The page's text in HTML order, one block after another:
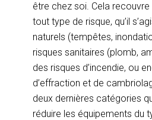
être chez soi. Cela
tout type de risque, qu’il
naturels (tempêtes,
risques sanitaires (plomb,
des risques d’incendie, ou
d’effraction et de
deux dernières catégories
réduire les équipements du